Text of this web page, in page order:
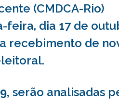
(CMDCA-Rio)
feira, dia 17 de
recebimento de
serão analisadas